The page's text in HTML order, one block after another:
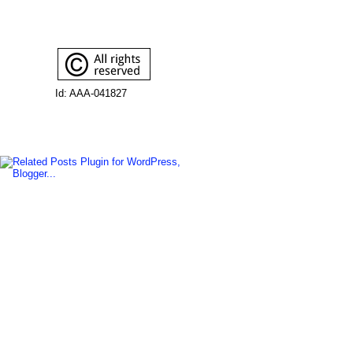
Id: AAA-041827